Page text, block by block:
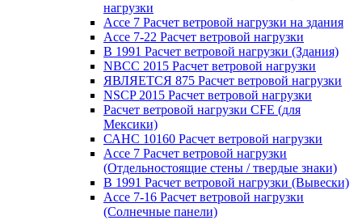
нагрузки
Ассе 7 Расчет ветровой нагрузки на здания
Ассе 7-22 Расчет ветровой нагрузки
В 1991 Расчет ветровой нагрузки (Здания)
NBCC 2015 Расчет ветровой нагрузки
ЯВЛЯЕТСЯ 875 Расчет ветровой нагрузки
NSCP 2015 Расчет ветровой нагрузки
Расчет ветровой нагрузки CFE (для
Мексики)
САНС 10160 Расчет ветровой нагрузки
Ассе 7 Расчет ветровой нагрузки
(Отдельностоящие стены / твердые знаки)
В 1991 Расчет ветровой нагрузки (Вывески)
Ассе 7-16 Расчет ветровой нагрузки
(Солнечные панели)